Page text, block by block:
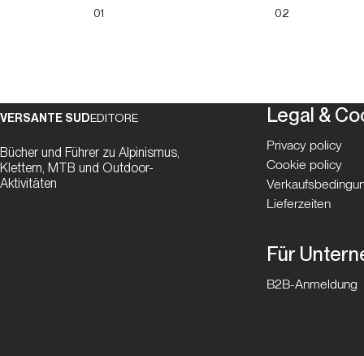
01
02
VERSANTE SUDEDITORE
Bücher und Führer zu Alpinismus,
Klettern, MTB und Outdoor-
Aktivitäten
Legal &
Privacy policy
Cookie policy
Lieferzeiten
Für
B2B-Anmeldung